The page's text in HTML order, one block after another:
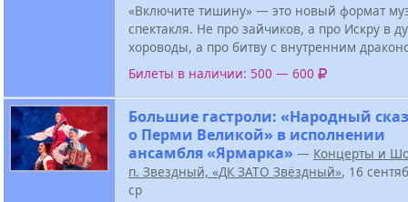
«Включите тишину» — это новый формат
спектакля. Не про зайчиков, а про Искру в
хороводы, а про битву с внутренним
Билеты в наличии: 500 — 600
Большие гастроли: «Народный сказ
о Перми Великой» в исполнении
ансамбля «Ярмарка» — Концерты и
п. Звездный, «ДК ЗАТО Звёздный», 16
ср